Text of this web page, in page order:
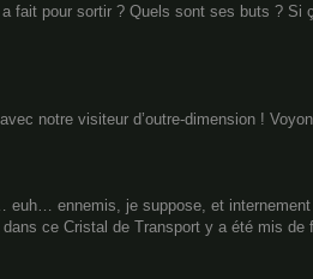
fait pour sortir ? Quels sont ses buts ? Si
notre visiteur d’outre-dimension !
ennemis, je suppose, et
ce Cristal de Transport y a été mis de